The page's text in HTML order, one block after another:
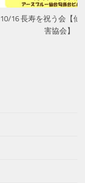
10/16 長寿を祝う会【仙
害協会】